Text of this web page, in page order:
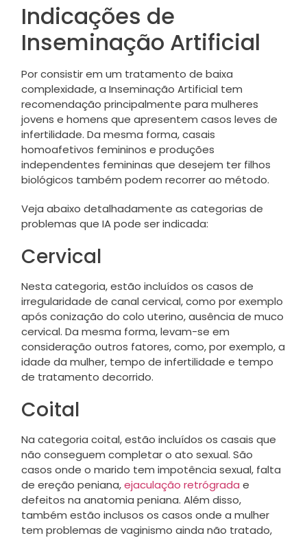
Indicações de
Inseminação Artificial
Por consistir em um tratamento de baixa
complexidade, a Inseminação Artificial tem
recomendação principalmente para mulheres
jovens e homens que apresentem casos leves de
infertilidade. Da mesma forma, casais
homoafetivos femininos e produções
independentes femininas que desejem ter filhos
biológicos também podem recorrer ao método.
Veja abaixo detalhadamente as categorias de
problemas que IA pode ser indicada:
Cervical
Nesta categoria, estão incluídos os casos de
irregularidade de canal cervical, como por exemplo
após conização do colo uterino, ausência de muco
cervical. Da mesma forma, levam-se em
consideração outros fatores, como, por exemplo, a
idade da mulher, tempo de infertilidade e tempo
de tratamento decorrido.
Coital
Na categoria coital, estão incluídos os casais que
não conseguem completar o ato sexual. São
casos onde o marido tem impotência sexual, falta
de ereção peniana,ejaculação retrógrada e
defeitos na anatomia peniana. Além disso,
também estão inclusos os casos onde a mulher
tem problemas de vaginismo ainda não tratado,